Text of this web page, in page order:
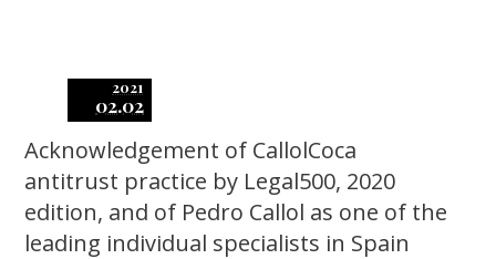
2021
02.02
Acknowledgement of CallolCoca
antitrust practice by Legal500, 2020
edition, and of Pedro Callol as one of the
leading individual specialists in Spain